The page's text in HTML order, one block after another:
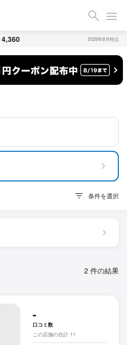
4,360 2026年8月時点
条件を選択
2 件の結果
-
口コミ数
この店舗の合計 11